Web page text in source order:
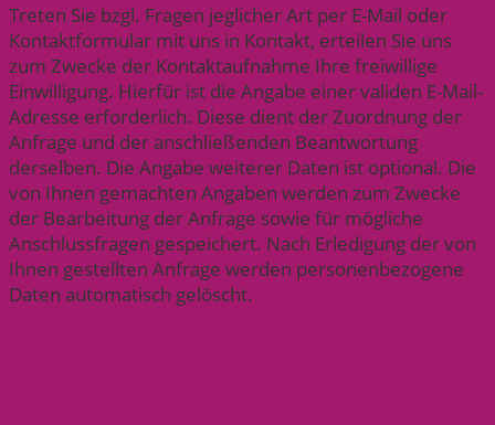
Treten Sie bzgl. Fragen jeglicher Art per E-Mail oder
Kontaktformular mit uns in Kontakt, erteilen Sie uns
zum Zwecke der Kontaktaufnahme Ihre freiwillige
Einwilligung. Hierfür ist die Angabe einer validen E-Mail-
Adresse erforderlich. Diese dient der Zuordnung der
Anfrage und der anschließenden Beantwortung
derselben. Die Angabe weiterer Daten ist optional. Die
von Ihnen gemachten Angaben werden zum Zwecke
der Bearbeitung der Anfrage sowie für mögliche
Anschlussfragen gespeichert. Nach Erledigung der von
Ihnen gestellten Anfrage werden personenbezogene
Daten automatisch gelöscht.